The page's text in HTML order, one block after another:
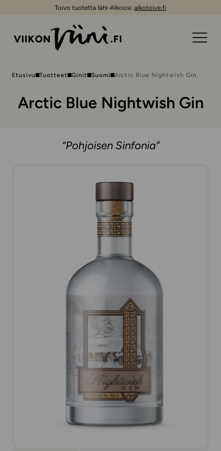
Toivo tuotetta lähi-Alkoosi: alkotoive.fi
Etusivu Tuotteet Ginit Suomi Arctic Blue Nightwish Gin
Arctic Blue Nightwish Gin
“Pohjoisen Sinfonia”